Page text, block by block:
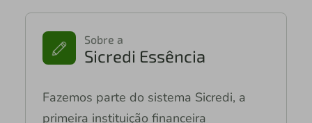
Sobre a
Sicredi Essência
Fazemos parte do sistema Sicredi, a
primeira instituição financeira